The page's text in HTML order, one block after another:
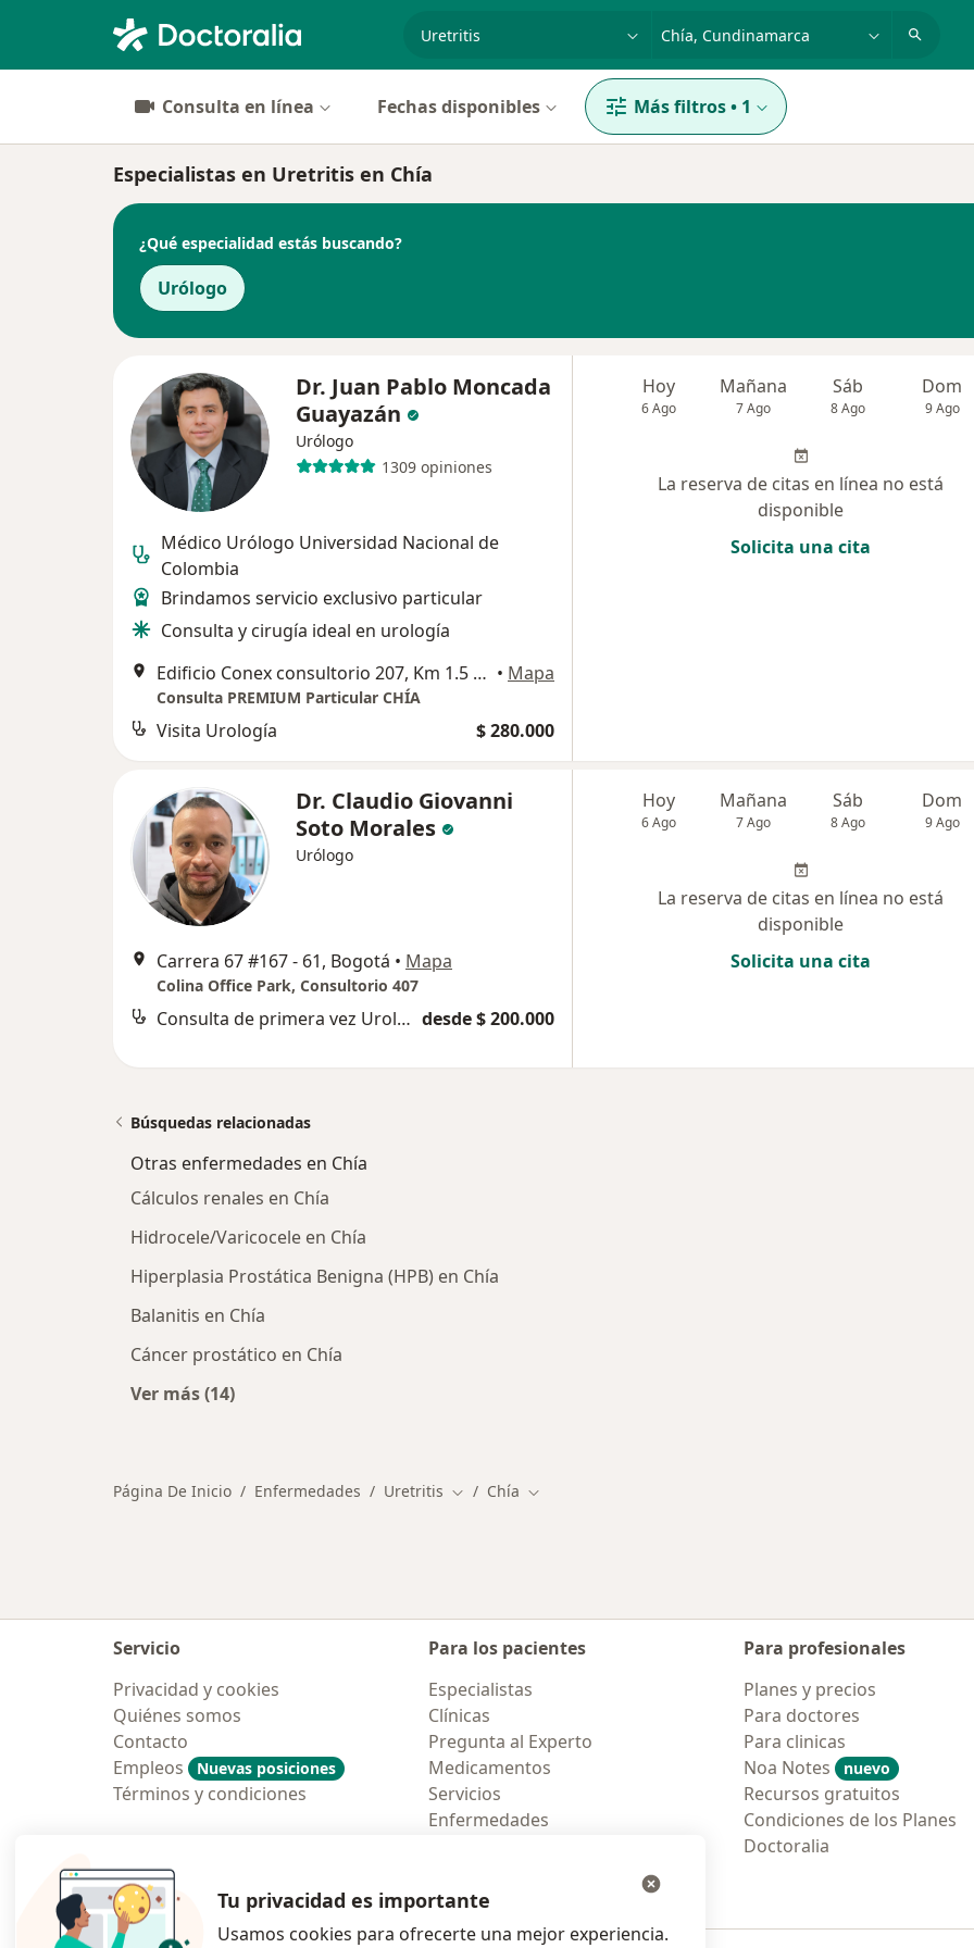
especialidad, enfermedad o nombrep. ej. Bogotá
Consulta en línea Fechas disponibles Más filtros• 1
Especialistas en Uretritis en Chía
¿Qué especialidad estás buscando?
Urólogo
Dr. Juan Pablo Moncada
Guayazán
Urólogo
1309 opiniones
Médico Urólogo Universidad Nacional de
Colombia
Brindamos servicio exclusivo particular
Consulta y cirugía ideal en urología
Edificio Conex consultorio 207, Km 1.5 vía Chía-Cajicá, sector Bomberos., Chía • Mapa
Consulta PREMIUM Particular CHÍA
Visita Urología $ 280.000
Hoy
6 Ago
Mañana
7 Ago
Sáb
8 Ago
Dom
9 Ago
La reserva de citas en línea no está
disponible
Solicita una cita
Dr. Claudio Giovanni
Soto Morales
Urólogo
Carrera 67 #167 - 61, Bogotá • Mapa
Colina Office Park, Consultorio 407
Consulta de primera vez Urología desde $ 200.000
Hoy
6 Ago
Mañana
7 Ago
Sáb
8 Ago
Dom
9 Ago
La reserva de citas en línea no está
disponible
Solicita una cita
Búsquedas relacionadas
Otras enfermedades en Chía
Cálculos renales en Chía
Hidrocele/Varicocele en Chía
Hiperplasia Prostática Benigna (HPB) en Chía
Balanitis en Chía
Cáncer prostático en Chía
Ver más (14)
Página De Inicio Enfermedades Uretritis Cambiar de ciudad
Chía Cambiar de ciudad
Servicio
Privacidad y cookies
Quiénes somos
Contacto
Empleos
Nuevas posiciones
Términos y condiciones
Para los pacientes
Especialistas
Clínicas
Pregunta al Experto
Medicamentos
Servicios
Enfermedades
Para profesionales
Planes y precios
Para doctores
Para clinicas
Noa Notes
nuevo
Recursos gratuitos
Condiciones de los Planes
Doctoralia
Tu privacidad es importante
Usamos cookies para ofrecerte una mejor experiencia.